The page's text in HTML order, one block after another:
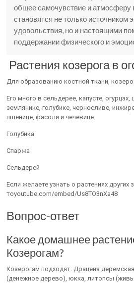
общее самочувствие и атмосферу
становятся не только источником
удовольствия, но и настоящими
поддержании физического и
Растения козерога в
Для образованию костной ткани,
Его много в сельдерее, капусте, огурцах,
землянике, голубике, черносливе,
пшенице, фасоли и чечевице.
Голубика
Спаржа
Сельдерей
Если желаете узнать о растениях других
тоyoutube.com/embed/Us8TO3nXa48
Вопрос-ответ
Какое домашнее
Козерогам?
Козерогам подходят: Драцена
(денежное дерево), юкка, литопсы